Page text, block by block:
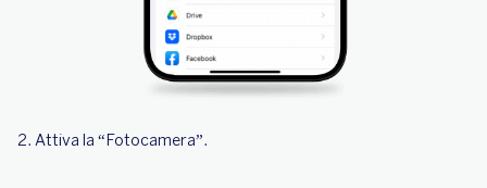
2. Attiva la “Fotocamera”.